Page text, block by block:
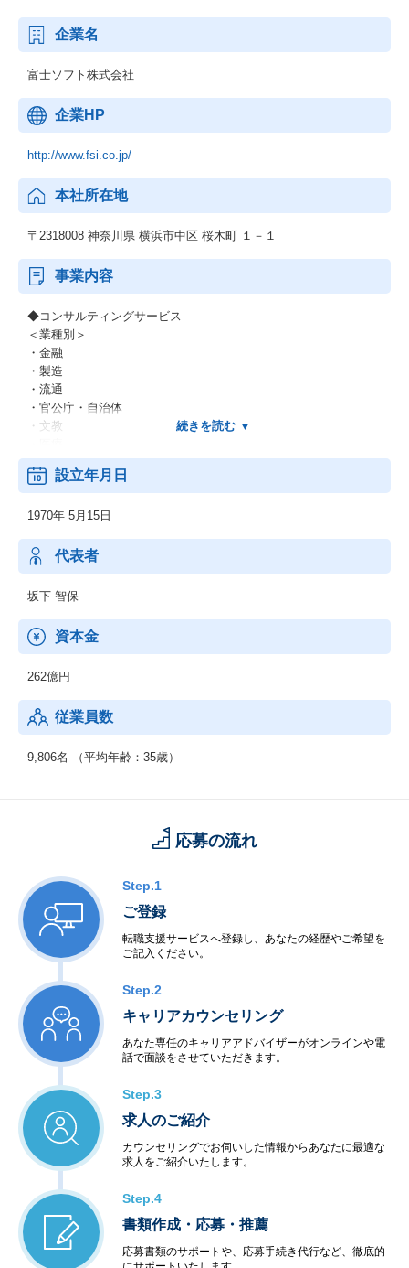
企業名
富士ソフト株式会社
企業HP
http://www.fsi.co.jp/
本社所在地
〒2318008 神奈川県 横浜市中区 桜木町 １－１
事業内容
◆コンサルティングサービス
＜業種別＞
・金融
・製造
・流通
・官公庁・自治体
・文教
・他
＜業務別＞
・CRM
・SFA
・SCM
・ERP
・WEB
＜IT基盤、ネットワーク＞
・ネットワーク
・先端IT
・ミドルウェア
◆制御系システムサービス
＜移動体通信制御開発＞
・衛星・航空制御
・交通機関・車輌制御
・ビル・店舗設備制御
・電力・エネルギー制御
・通信インフラ制御
・LSI・FPGA設計
・電子回路設計・生産
◆アウトソーシングサービス
＜システム運用保守サービス＞
・業務運用
・オペレーション
・ネットワーク管理
・ファシリティ管理
・ヘルプデスク
・データセンター
・ハウジング・ホスティング
・セキュリティ
＜教育サービス＞
設立年月日
1970年 5月15日
代表者
坂下 智保
資本金
262億円
従業員数
9,806名 （平均年齢：35歳）
応募の流れ
Step.1
ご登録
転職支援サービスへ登録し、あなたの経歴やご希望を
ご記入ください。
Step.2
キャリアカウンセリング
あなた専任のキャリアアドバイザーがオンラインや電
話で面談をさせていただきます。
Step.3
求人のご紹介
カウンセリングでお伺いした情報からあなたに最適な
求人をご紹介いたします。
Step.4
書類作成・応募・推薦
応募書類のサポートや、応募手続き代行など、徹底的